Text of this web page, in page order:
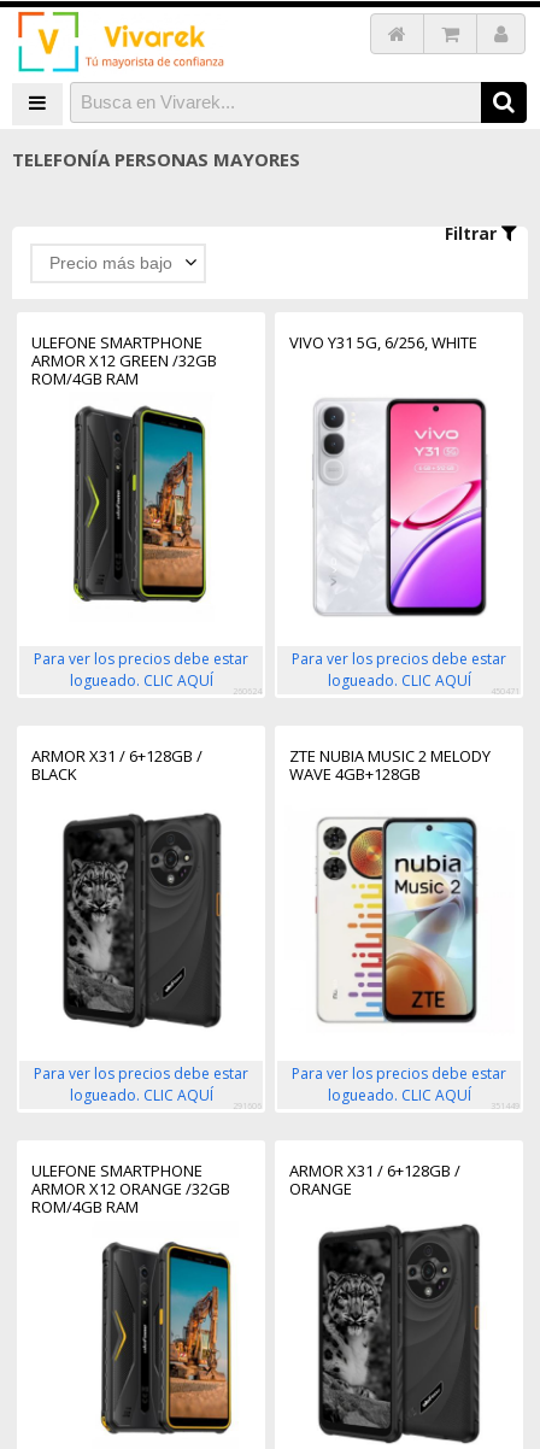
TELEFONÍA PERSONAS MAYORES
Filtrar
Precio más bajo
ULEFONE SMARTPHONE
ARMOR X12 GREEN /32GB
ROM/4GB RAM
Para ver los precios debe estar
logueado. CLIC AQUÍ
260624
VIVO Y31 5G, 6/256, WHITE
Para ver los precios debe estar
logueado. CLIC AQUÍ
450471
ARMOR X31 / 6+128GB /
BLACK
Para ver los precios debe estar
logueado. CLIC AQUÍ
291606
ZTE NUBIA MUSIC 2 MELODY
WAVE 4GB+128GB
Para ver los precios debe estar
logueado. CLIC AQUÍ
351449
ULEFONE SMARTPHONE
ARMOR X12 ORANGE /32GB
ROM/4GB RAM
ARMOR X31 / 6+128GB /
ORANGE